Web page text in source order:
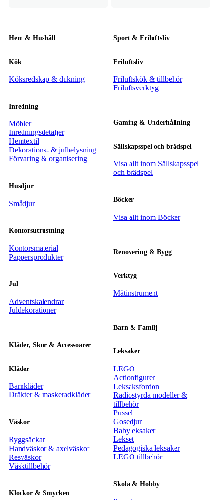
Hem & Hushåll
Kök
Köksredskap & dukning
Inredning
Möbler
Inredningsdetaljer
Hemtextil
Dekorations- & julbelysning
Förvaring & organisering
Husdjur
Smådjur
Kontorsutrustning
Kontorsmaterial
Pappersprodukter
Jul
Adventskalendrar
Juldekorationer
Kläder, Skor & Accessoarer
Kläder
Barnkläder
Dräkter & maskeradkläder
Väskor
Ryggsäckar
Handväskor & axelväskor
Resväskor
Väsktillbehör
Klockor & Smycken
Sport & Friluftsliv
Friluftsliv
Friluftskök & tillbehör
Friluftsverktyg
Gaming & Underhållning
Sällskapsspel och brädspel
Visa allt inom Sällskapsspel
och brädspel
Böcker
Visa allt inom Böcker
Renovering & Bygg
Verktyg
Mätinstrument
Barn & Familj
Leksaker
LEGO
Actionfigurer
Leksaksfordon
Radiostyrda modeller &
tillbehör
Pussel
Gosedjur
Babyleksaker
Lekset
Pedagogiska leksaker
LEGO tillbehör
Skola & Hobby